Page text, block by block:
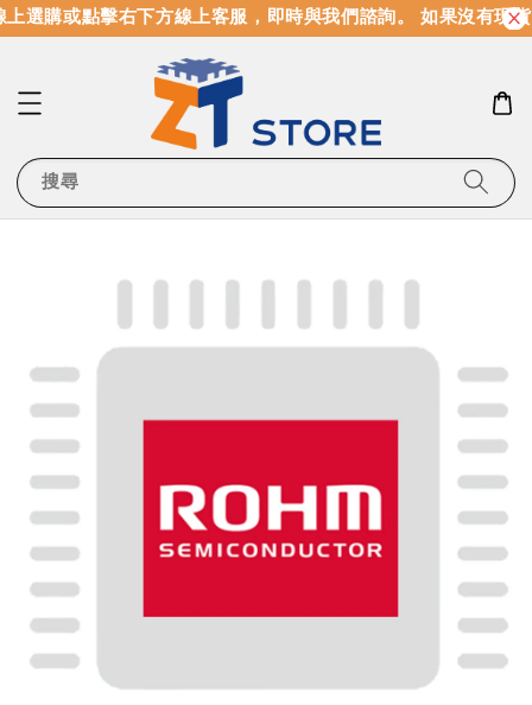
選購或點擊右下方線上客服，即時與我們諮詢。 如果沒有現
搜尋